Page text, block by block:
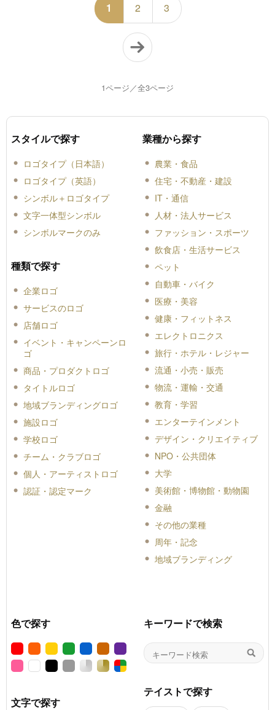
1 2 3
1ページ／全3ページ
スタイルで探す
ロゴタイプ（日本語）
ロゴタイプ（英語）
シンボル＋ロゴタイプ
文字一体型シンボル
シンボルマークのみ
種類で探す
企業ロゴ
サービスのロゴ
店舗ロゴ
イベント・キャンペーンロ
ゴ
商品・プロダクトロゴ
タイトルロゴ
地域ブランディングロゴ
施設ロゴ
学校ロゴ
チーム・クラブロゴ
個人・アーティストロゴ
認証・認定マーク
業種から探す
農業・食品
住宅・不動産・建設
IT・通信
人材・法人サービス
ファッション・スポーツ
飲食店・生活サービス
ペット
自動車・バイク
医療・美容
健康・フィットネス
エレクトロニクス
旅行・ホテル・レジャー
流通・小売・販売
物流・運輸・交通
教育・学習
エンターテインメント
デザイン・クリエイティブ
NPO・公共団体
大学
美術館・博物館・動物園
金融
その他の業種
周年・記念
地域ブランディング
色で探す
文字で探す
キーワードで検索
テイストで探す